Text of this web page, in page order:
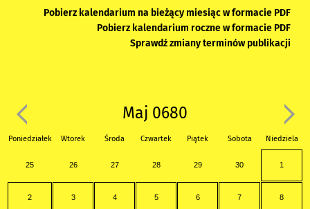
Pobierz kalendarium na bieżący miesiąc w formacie PDF
Pobierz kalendarium roczne w formacie PDF
Sprawdź zmiany terminów publikacji
Maj 0680
Poniedziałek Wtorek Środa Czwartek Piątek Sobota Niedziela
25 26 27 28 29 30 1
2 3 4 5 6 7 8